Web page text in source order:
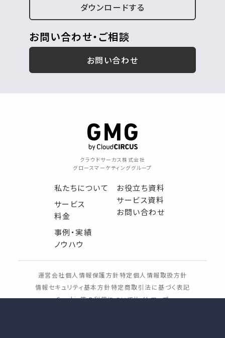
ダウンロードする
お問い合わせ・ご相談
お問い合わせ
クラウドサーカス株式会社
グロースマーケティンググループ
私たちについて
サービス
料金
事例・実績
ノウハウ
お役立ち資料
サービス資料
お問い合わせ
運営会社個人情報保護方針特定個人情報取扱方針
情報セキュリティ基本方針特定商取引法に基づく表記
Cookie等の利用についてサイトマップ